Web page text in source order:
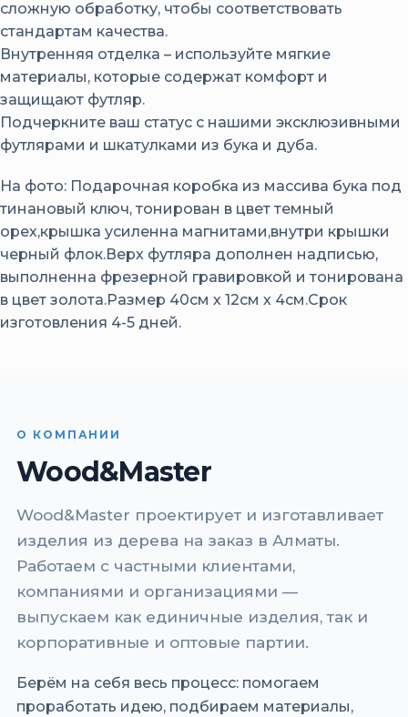
сложную обработку, чтобы соответствовать
стандартам качества.
Внутренняя отделка – используйте мягкие
материалы, которые содержат комфорт и
защищают футляр.
Подчеркните ваш статус с нашими эксклюзивными
футлярами и шкатулками из бука и дуба.
На фото: Подарочная коробка из массива бука под
тинановый ключ, тонирован в цвет темный
орех,крышка усиленна магнитами,внутри крышки
черный флок.Верх футляра дополнен надписью,
выполненна фрезерной гравировкой и тонирована
в цвет золота.Размер 40см х 12см х 4см.Срок
изготовления 4-5 дней.
О КОМПАНИИ
Wood&Master
Wood&Master проектирует и изготавливает
изделия из дерева на заказ в Алматы.
Работаем с частными клиентами,
компаниями и организациями —
выпускаем как единичные изделия, так и
корпоративные и оптовые партии.
Берём на себя весь процесс: помогаем
проработать идею, подбираем материалы,